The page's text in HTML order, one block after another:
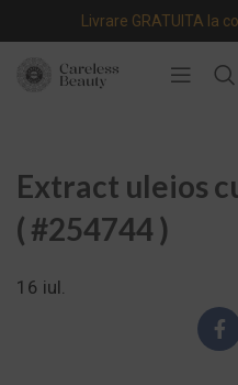
Livrare GRATUITA la
Extract uleios
( #254744 )
16 iul.